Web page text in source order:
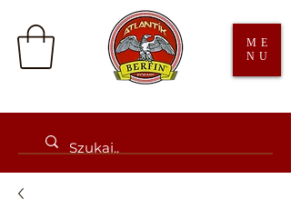
ME
NU